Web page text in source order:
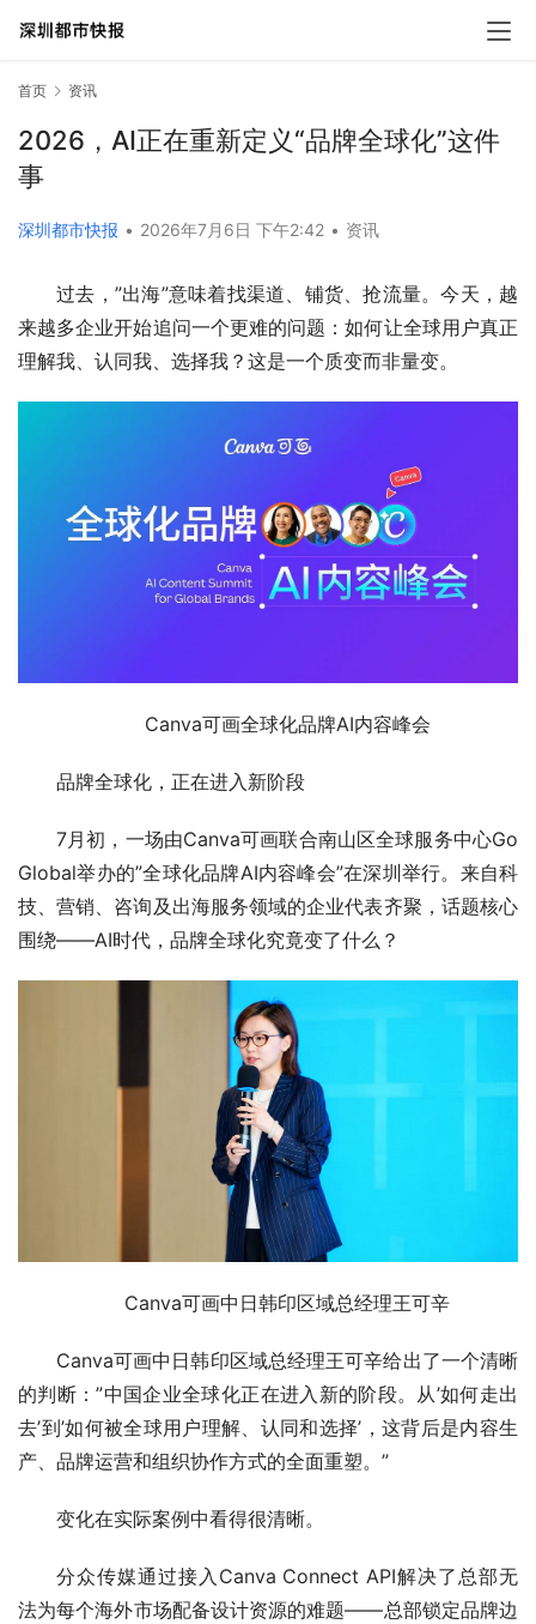
首页 资讯
2026，AI正在重新定义“品牌全球化”这件
事
深圳都市快报 • 2026年7月6日 下午2:42 • 资讯
过去，”出海”意味着找渠道、铺货、抢流量。今天，越
来越多企业开始追问一个更难的问题：如何让全球用户真正
理解我、认同我、选择我？这是一个质变而非量变。
Canva可画全球化品牌AI内容峰会
品牌全球化，正在进入新阶段
7月初，一场由Canva可画联合南山区全球服务中心Go
Global举办的”全球化品牌AI内容峰会”在深圳举行。来自科
技、营销、咨询及出海服务领域的企业代表齐聚，话题核心
围绕——AI时代，品牌全球化究竟变了什么？
Canva可画中日韩印区域总经理王可辛
Canva可画中日韩印区域总经理王可辛给出了一个清晰
的判断：”中国企业全球化正在进入新的阶段。从’如何走出
去’到’如何被全球用户理解、认同和选择’，这背后是内容生
产、品牌运营和组织协作方式的全面重塑。”
变化在实际案例中看得很清晰。
分众传媒通过接入Canva Connect API解决了总部无
法为每个海外市场配备设计资源的难题——总部锁定品牌边